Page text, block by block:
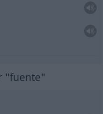
"fuente"